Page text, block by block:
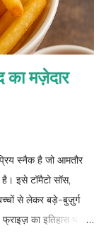
का मज़ेदार
स्नैक है जो आमतौर
इसे टॉमैटो सॉस,
से लेकर बड़े-बुज़ुर्ग
का इतिहास भले ही